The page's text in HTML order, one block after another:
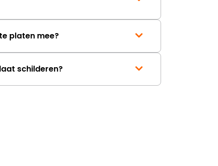
platen mee?
schilderen?